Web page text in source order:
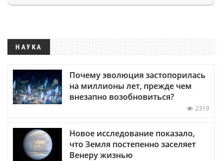
НАУКА
Почему эволюция застопорилась
на миллионы лет, прежде чем
внезапно возобновиться?
2319
Новое исследование показало,
что Земля постепенно заселяет
Венеру жизнью